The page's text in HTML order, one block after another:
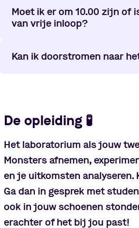
Moet ik er om 10.00 zijn of
van vrije inloop?
Kan ik doorstromen naar
De opleiding 🧪
Het laboratorium als jouw
Monsters afnemen,
en je uitkomsten analyseren.
Ga dan in gesprek met
ook in jouw schoenen
erachter of het bij jou past!